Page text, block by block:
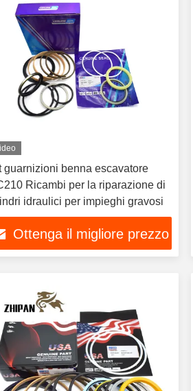
guarnizioni benna escavatore
per la riparazione di
idraulici per impieghi gravosi
Ottenga il migliore prezzo